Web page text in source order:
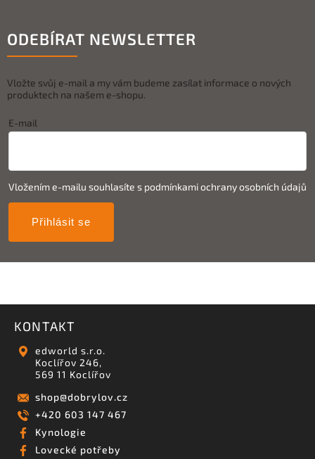
ODEBÍRAT NEWSLETTER
Vložte svůj e-mail a my vám budeme zasílat informace o nových
produktech na našem e-shopu.
E-mail
Vložením e-mailu souhlasíte s podmínkami ochrany osobních údajů
Přihlásit se
KONTAKT
edworld s.r.o.
Koclířov 246,
569 11 Koclířov
shop@dobrylov.cz
+420 603 147 467
Kynologie
Lovecké potřeby